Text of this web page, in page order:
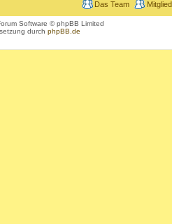
Das Team
Software © phpBB Limited
durch phpBB.de